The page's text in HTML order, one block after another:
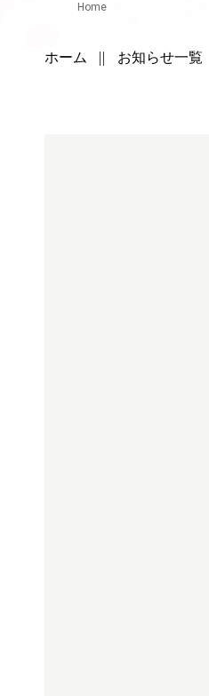
Home
ホーム お知らせ一覧